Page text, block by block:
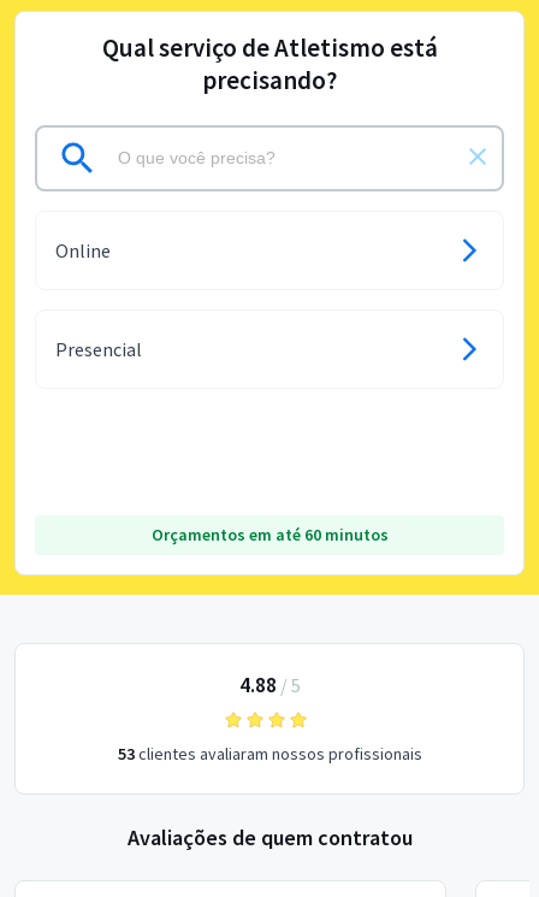
Qual serviço de Atletismo está
precisando?
Online
Presencial
Orçamentos em até 60 minutos
4.88 / 5
53clientes avaliaram nossos profissionais
Avaliações de quem contratou